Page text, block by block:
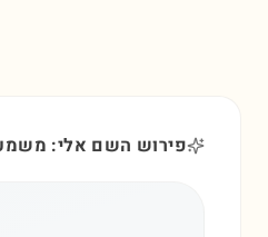
פירוש השם אלי: